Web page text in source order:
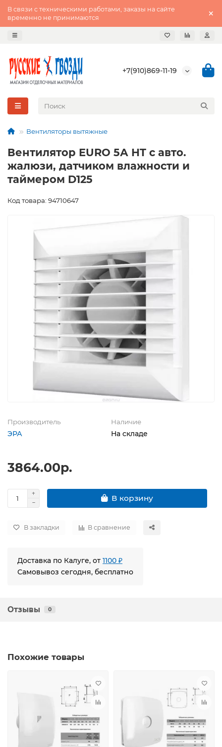
В связи с техническими работами, заказы на сайте
временно не принимаются
+7(910)869-11-19
Вентиляторы вытяжные
Вентилятор EURO 5А HT с авто.
жалюзи, датчиком влажности и
таймером D125
Код товара: 94710647
Производитель
ЭРА
Наличие
На складе
3864.00р.
В корзину
В закладки В сравнение
Доставка по Калуге, от 1100 ₽
Самовывоз сегодня, бесплатно
Отзывы 0
Похожие товары